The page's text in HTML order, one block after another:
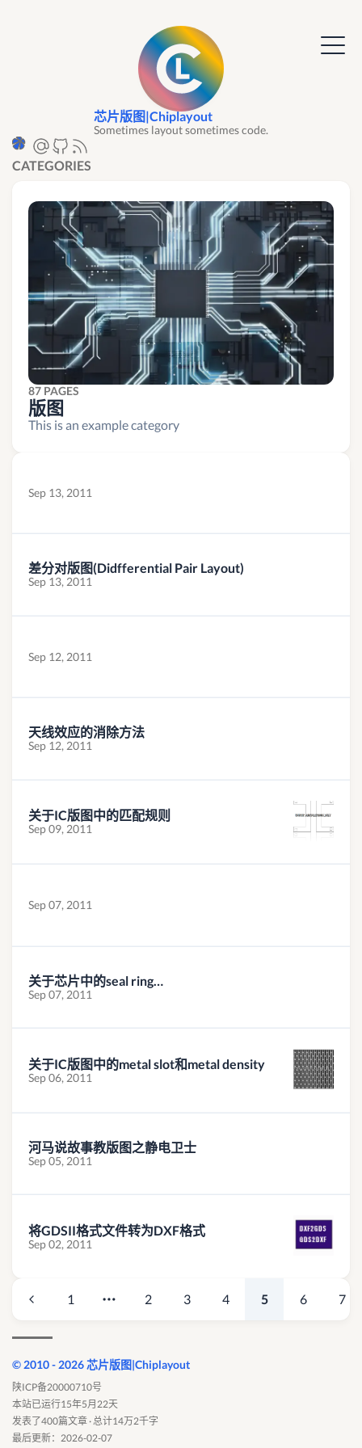
芯片版图|Chiplayout
Sometimes layout sometimes code.
CATEGORIES
87 PAGES
版图
This is an example category
Sep 13, 2011
差分对版图(Didfferential Pair Layout)
Sep 13, 2011
Sep 12, 2011
天线效应的消除方法
Sep 12, 2011
关于IC版图中的匹配规则
Sep 09, 2011
Sep 07, 2011
关于芯片中的seal ring…
Sep 07, 2011
关于IC版图中的metal slot和metal density
Sep 06, 2011
河马说故事教版图之静电卫士
Sep 05, 2011
将GDSII格式文件转为DXF格式
Sep 02, 2011
1 2 3 4 5 6 7
© 2010 - 2026 芯片版图|Chiplayout
陕ICP备20000710号
本站已运行15年5月22天
发表了400篇文章 · 总计14万2千字
最后更新：2026-02-07